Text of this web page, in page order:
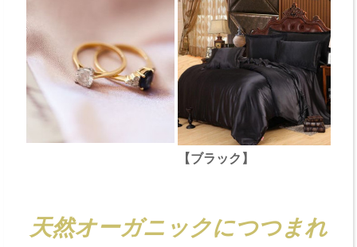
【ブラック】
天然オーガニックにつつまれ